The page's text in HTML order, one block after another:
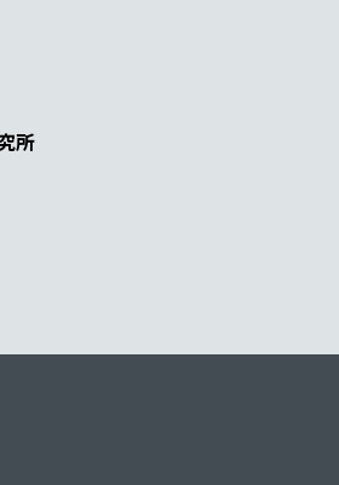
報の管理責任者
の手続きについて）に従って、お手
。
ください
所